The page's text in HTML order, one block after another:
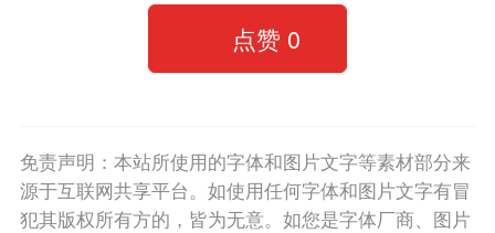
点赞 0
免责声明：本站所使用的字体和图片文字等素材部分来
源于互联网共享平台。如使用任何字体和图片文字有冒
犯其版权所有方的，皆为无意。如您是字体厂商、图片